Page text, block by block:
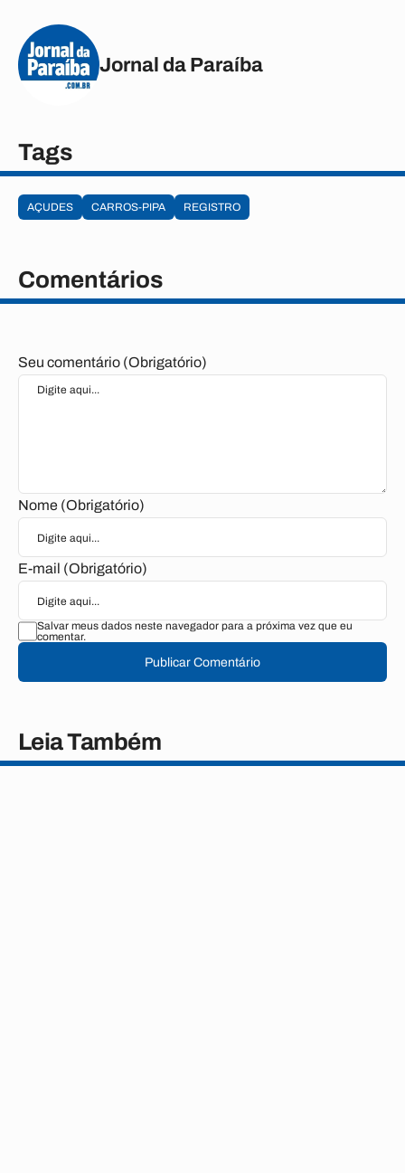
Jornal da Paraíba
Tags
AÇUDES CARROS-PIPA REGISTRO
Comentários
Seu comentário (Obrigatório)
Nome (Obrigatório)
E-mail (Obrigatório)
Salvar meus dados neste navegador para a próxima vez que eu
comentar.
Publicar Comentário
Leia Também